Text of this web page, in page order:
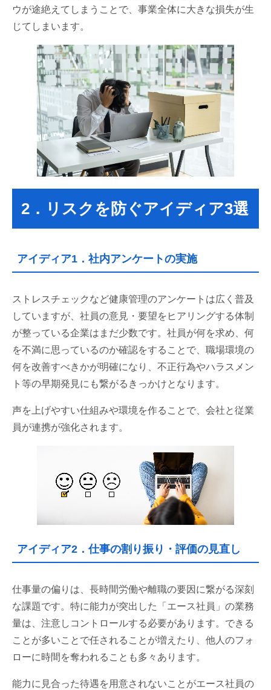
ウが途絶えてしまうことで、事業全体に大きな損失が生
じてしまいます。
2．リスクを防ぐアイディア3選
アイディア1．社内アンケートの実施
ストレスチェックなど健康管理のアンケートは広く普及
していますが、社員の意見・要望をヒアリングする体制
が整っている企業はまだ少数です。社員が何を求め、何
を不満に思っているのか確認をすることで、職場環境の
何を改善すべきかが明確になり、不正行為やハラスメン
ト等の早期発見にも繋がるきっかけとなります。
声を上げやすい仕組みや環境を作ることで、会社と従業
員が連携が強化されます。
アイディア2．仕事の割り振り・評価の見直し
仕事量の偏りは、長時間労働や離職の要因に繋がる深刻
な課題です。特に能力が突出した「エース社員」の業務
量は、注意しコントロールする必要があります。できる
ことが多いことで任されることが増えたり、他人のフォ
ローに時間を奪われることも多々あります。
能力に見合った待遇を用意されないことがエース社員の